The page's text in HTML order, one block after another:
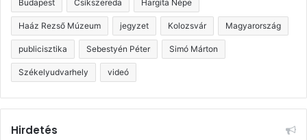
Budapest Csíkszereda Hargita Népe
Haáz Rezső Múzeum jegyzet Kolozsvár Magyarország
publicisztika Sebestyén Péter Simó Márton
Székelyudvarhely videó
Hirdetés